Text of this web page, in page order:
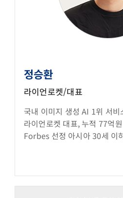
정승환
라이언로켓/대표
국내 이미지 생성 AI 1위 서
라이언로켓 대표, 누적 77억
Forbes 선정 아시아 30세 이